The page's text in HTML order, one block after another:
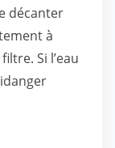
décanter
à
Si l’eau